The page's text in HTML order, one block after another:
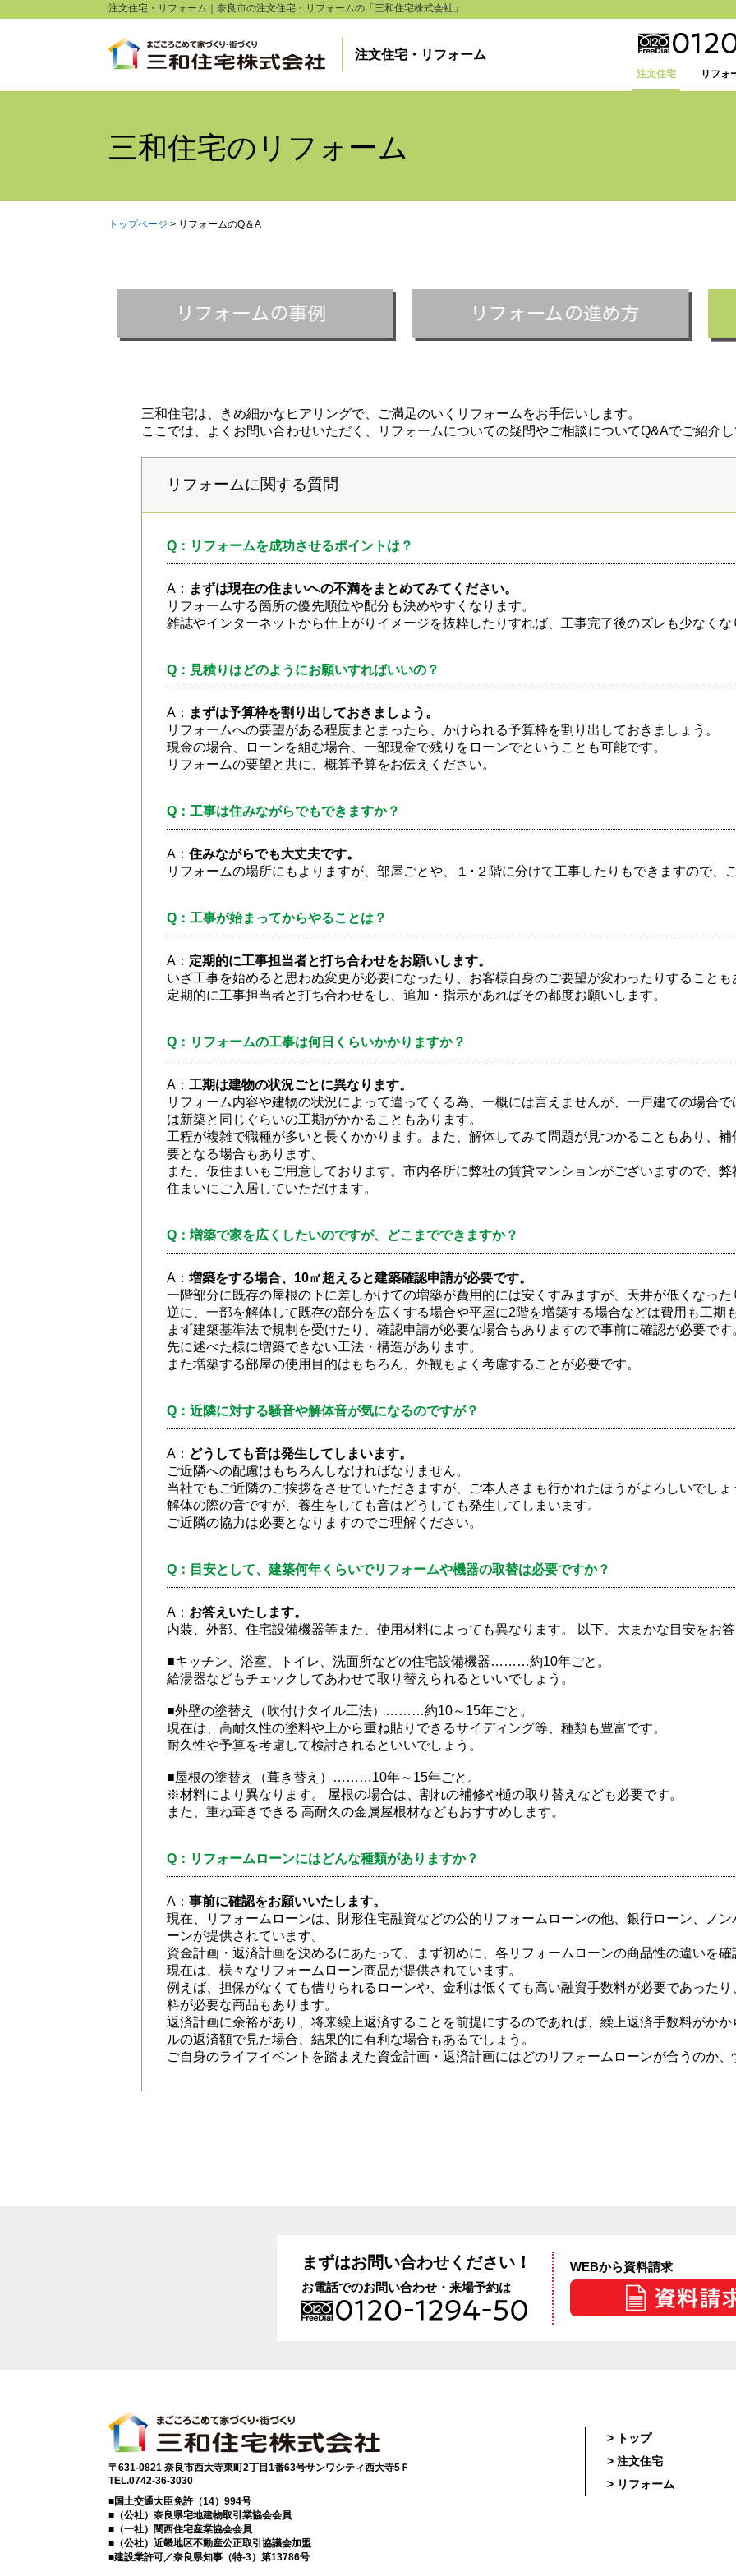
注文住宅・リフォーム｜ 奈良市の注文住宅・リフォームの「三和住宅株式会社」
注文住宅・リフォーム
注文住宅 リフォ
三和住宅のリフォーム
トップページ > リフォームのQ＆A
三和住宅は、きめ細かなヒアリングで、ご満足のいくリフォームをお手伝いします。
ここでは、よくお問い合わせいただく、リフォームについての疑問やご相談についてQ&Aでご紹介し
リフォームに関する質問
Q：リフォームを成功させるポイントは？
A： まずは現在の住まいへの不満をまとめてみてください。
リフォームする箇所の優先順位や配分も決めやすくなります。
雑誌やインターネットから仕上がりイメージを抜粋したりすれば、工事完了後のズレも少なくな
Q：見積りはどのようにお願いすればいいの？
A： まずは予算枠を割り出しておきましょう。
リフォームへの要望がある程度まとまったら、かけられる予算枠を割り出しておきましょう。
現金の場合、ローンを組む場合、一部現金で残りをローンでということも可能です。
リフォームの要望と共に、概算予算をお伝えください。
Q：工事は住みながらでもできますか？
A： 住みながらでも大丈夫です。
リフォームの場所にもよりますが、部屋ごとや、１･２階に分けて工事したりもできますので、
Q：工事が始まってからやることは？
A： 定期的に工事担当者と打ち合わせをお願いします。
いざ工事を始めると思わぬ変更が必要になったり、お客様自身のご要望が変わったりすることも
定期的に工事担当者と打ち合わせをし、追加・指示があればその都度お願いします。
Q：リフォームの工事は何日くらいかかりますか？
A： 工期は建物の状況ごとに異なります。
リフォーム内容や建物の状況によって違ってくる為、一概には言えませんが、一戸建ての場合
は新築と同じぐらいの工期がかかることもあります。
工程が複雑で職種が多いと長くかかります。また、解体してみて問題が見つかることもあり、
要となる場合もあります。
また、仮住まいもご用意しております。市内各所に弊社の賃貸マンションがございますので、
住まいにご入居していただけます。
Q：増築で家を広くしたいのですが、どこまでできますか？
A： 増築をする場合、10㎡超えると建築確認申請が必要です。
一階部分に既存の屋根の下に差しかけての増築が費用的には安くすみますが、天井が低くなった
逆に、一部を解体して既存の部分を広くする場合や平屋に2階を増築する場合などは費用も工期
まず建築基準法で規制を受けたり、確認申請が必要な場合もありますので事前に確認が必要です
先に述べた様に増築できない工法・構造があります。
また増築する部屋の使用目的はもちろん、外観もよく考慮することが必要です。
Q：近隣に対する騒音や解体音が気になるのですが？
A： どうしても音は発生してしまいます。
ご近隣への配慮はもちろんしなければなりません。
当社でもご近隣のご挨拶をさせていただきますが、ご本人さまも行かれたほうがよろしいでしょ
解体の際の音ですが、養生をしても音はどうしても発生してしまいます。
ご近隣の協力は必要となりますのでご理解ください。
Q：目安として、建築何年くらいでリフォームや機器の取替は必要ですか？
A： お答えいたします。
内装、外部、住宅設備機器等また、使用材料によっても異なります。 以下、大まかな目安をお答
■キッチン、浴室、トイレ、洗面所などの住宅設備機器………約10年ごと。
給湯器などもチェックしてあわせて取り替えられるといいでしょう。
■外壁の塗替え（吹付けタイル工法）………約10～15年ごと。
現在は、高耐久性の塗料や上から重ね貼りできるサイディング等、種類も豊富です。
耐久性や予算を考慮して検討されるといいでしょう。
■屋根の塗替え（葺き替え）………10年～15年ごと。
※材料により異なります。 屋根の場合は、割れの補修や樋の取り替えなども必要です。
また、重ね葺きできる 高耐久の金属屋根材などもおすすめします。
Q：リフォームローンにはどんな種類がありますか？
A： 事前に確認をお願いいたします。
現在、リフォームローンは、財形住宅融資などの公的リフォームローンの他、銀行ローン、ノ
ーンが提供されています。
資金計画・返済計画を決めるにあたって、まず初めに、各リフォームローンの商品性の違いを確
現在は、様々なリフォームローン商品が提供されています。
例えば、担保がなくても借りられるローンや、金利は低くても高い融資手数料が必要であった
料が必要な商品もあります。
返済計画に余裕があり、将来繰上返済することを前提にするのであれば、繰上返済手数料がか
ルの返済額で見た場合、結果的に有利な場合もあるでしょう。
ご自身のライフイベントを踏まえた資金計画・返済計画にはどのリフォームローンが合うのか、
まずはお問い合わせください！
お電話でのお問い合わせ・来場予約は
WEBから資料請求
〒631-0821 奈良市西大寺東町2丁目1番63号サンワシティ西大寺5Ｆ
TEL.0742-36-3030
■国土交通大臣免許（14）994号
■（公社）奈良県宅地建物取引業協会会員
■（一社）関西住宅産業協会会員
■（公社）近畿地区不動産公正取引協議会加盟
■建設業許可／奈良県知事（特-3）第13786号
> トップ
> 注文住宅
> リフォーム